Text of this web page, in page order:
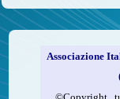
delle vittime della
loro familiari che non
Compila la scheda
Associazione